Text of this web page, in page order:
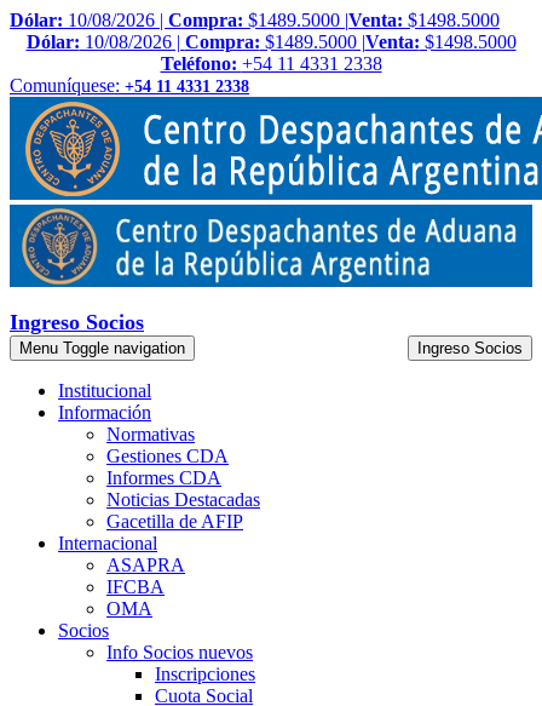
Dólar: 10/08/2026 | Compra: $1489.5000 |Venta: $1498.5000
Dólar: 10/08/2026 | Compra: $1489.5000 |Venta: $1498.5000
Teléfono: +54 11 4331 2338
Comuníquese: +54 11 4331 2338
Ingreso Socios
Menu Toggle navigation Ingreso Socios
Institucional
Información
Normativas
Gestiones CDA
Informes CDA
Noticias Destacadas
Gacetilla de AFIP
Internacional
ASAPRA
IFCBA
OMA
Socios
Info Socios nuevos
Inscripciones
Cuota Social